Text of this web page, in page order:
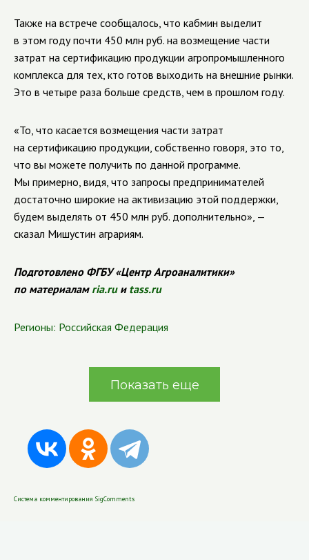
Также на встрече сообщалось, что кабмин выделит
в этом году почти 450 млн руб. на возмещение части
затрат на сертификацию продукции агропромышленного
комплекса для тех, кто готов выходить на внешние рынки.
Это в четыре раза больше средств, чем в прошлом году.
«То, что касается возмещения части затрат
на сертификацию продукции, собственно говоря, это то,
что вы можете получить по данной программе.
Мы примерно, видя, что запросы предпринимателей
достаточно широкие на активизацию этой поддержки,
будем выделять от 450 млн руб. дополнительно», —
сказал Мишустин аграриям.
Подготовлено ФГБУ «Центр Агроаналитики»
по материалам ria.ruи tass.ru
Регионы: Российская Федерация
Показать еще
Система комментирования SigComments